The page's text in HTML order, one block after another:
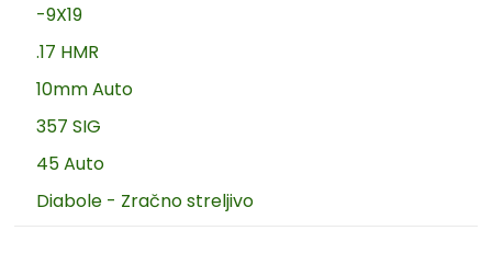
-9X19
.17 HMR
10mm Auto
357 SIG
45 Auto
Diabole - Zračno streljivo